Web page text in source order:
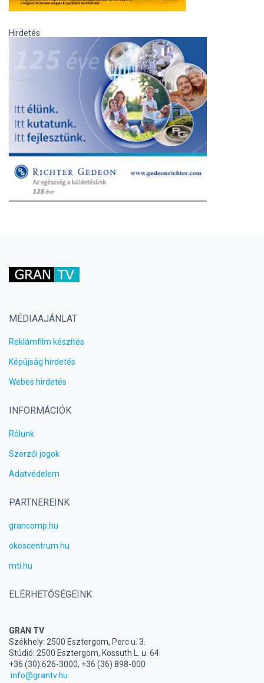
Hirdetés
MÉDIAAJÁNLAT
Reklámfilm készítés
Képújság hirdetés
Webes hirdetés
INFORMÁCIÓK
Rólunk
Szerzői jogok
Adatvédelem
PARTNEREINK
grancomp.hu
okoscentrum.hu
mti.hu
ELÉRHETŐSÉGEINK
GRAN TV
Székhely: 2500 Esztergom, Perc u. 3.
Stúdió: 2500 Esztergom, Kossuth L. u. 64.
+36 (30) 626-3000, +36 (36) 898-000
info@grantv.hu